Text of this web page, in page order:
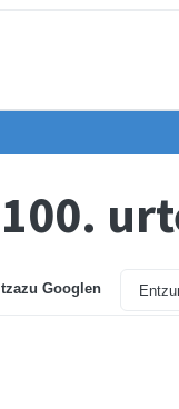
Googlen